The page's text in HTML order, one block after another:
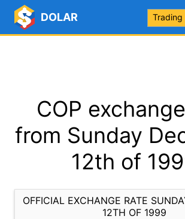
DOLAR Trading
COP
from Sunday
12th of
OFFICIAL EXCHANGE RATE
12TH OF 1999